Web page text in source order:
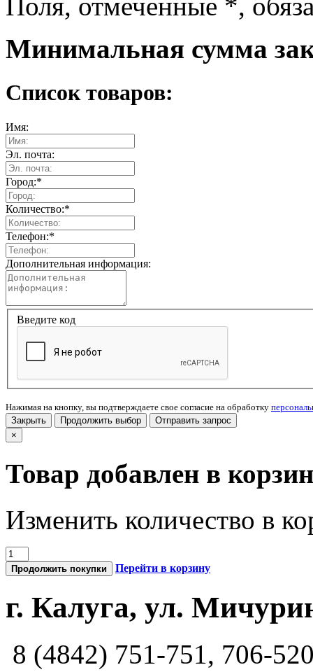
Минимальная сумма
Список товаров:
Имя:
Эл. почта:
Город:*
Количество:*
Телефон:*
Дополнительная информация:
Введите код
Нажимая на кнопку, вы подтверждаете свое согласие на обработку
Закрыть
Продолжить выбор
Отправить запрос
×
Товар добавлен в
Изменить количество в
Продолжить покупки Перейти в корзину
г. Калуга, ул.
8 (4842) 751-751, 706-